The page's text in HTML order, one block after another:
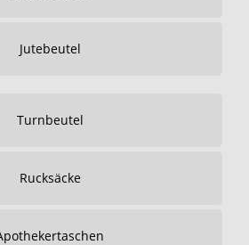
Jutebeutel
Turnbeutel
Rucksäcke